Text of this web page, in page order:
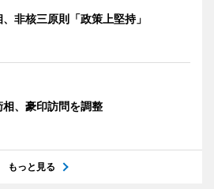
非核三原則「政策上堅持」
相、豪印訪問を調整
もっと見る